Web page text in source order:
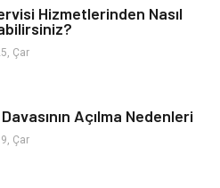
Eğitim Kurumları
Maden ve Metal
Hizmetlerinden Nasıl
Çar
Açılma Nedenleri
Çar